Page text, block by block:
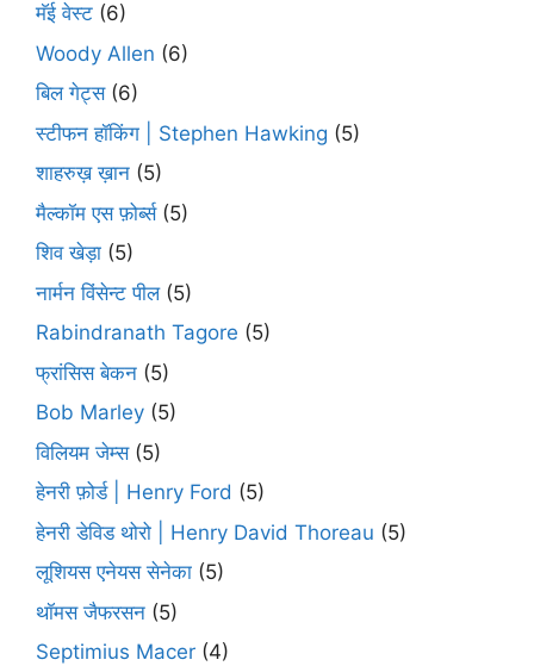
मॅई वेस्ट (6)
Woody Allen (6)
बिल गेट्स(6)
स्टीफन हॉकिंग | Stephen Hawking (5)
शाहरुख़ ख़ान (5)
मैल्कॉम एस फ़ोर्ब्स(5)
शिव खेड़ा (5)
नार्मन विंसेन्ट पील(5)
Rabindranath Tagore (5)
फ्रांसिस बेकन (5)
Bob Marley (5)
विलियम जेम्स(5)
हेनरी फ़ोर्ड | Henry Ford (5)
हेनरी डेविड थोरो | Henry David Thoreau (5)
लूशियस एनेयस सेनेका (5)
थॉमस जैफरसन (5)
Septimius Macer (4)